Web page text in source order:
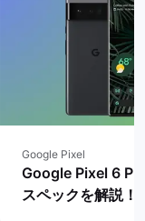
Google Pixel
Google Pixel 6
スペックを解説！